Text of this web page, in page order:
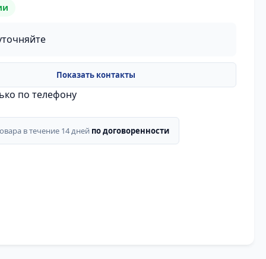
по телефону
в течение 14 дней по договоренности